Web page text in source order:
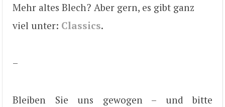
Mehr altes Blech? Aber gern, es gibt ganz
viel unter: Classics.
–
Bleiben Sie uns gewogen – und bitte